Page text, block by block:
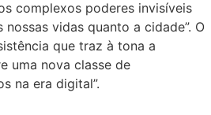
complexos poderes invisíveis
vidas quanto a cidade”. O
que traz à tona a
uma nova classe de
na era digital”.